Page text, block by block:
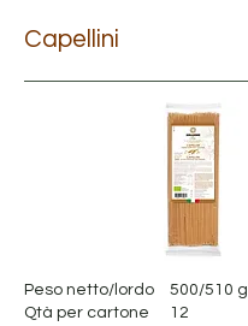
Capellini
Peso netto/lordo
Qtà per cartone
500/510 g
12